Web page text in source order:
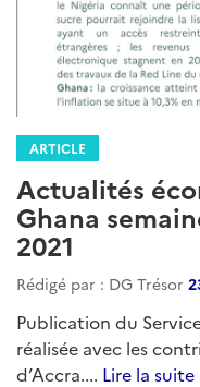
ARTICLE
Actualités
Ghana
2021
Rédigé par : DG Trésor
Publication du
réalisée avec les
d’Accra.... Lire la suite